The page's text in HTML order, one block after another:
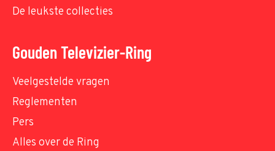
De leukste collecties
Gouden Televizier-Ring
Veelgestelde vragen
Reglementen
Pers
Alles over de Ring